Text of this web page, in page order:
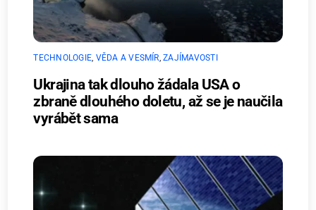
TECHNOLOGIE VĚDA A VESMÍR ,ZAJÍMAVOSTI
Ukrajina tak dlouho žádala USA o
zbraně dlouhého doletu, až se je naučila
vyrábět sama